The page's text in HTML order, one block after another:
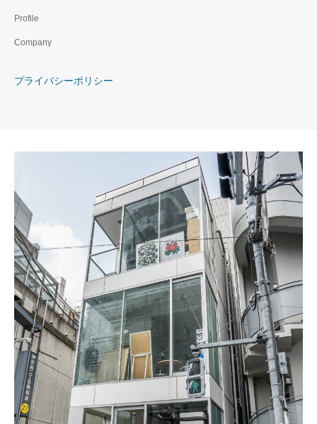
Profile
Company
プライバシーポリシー